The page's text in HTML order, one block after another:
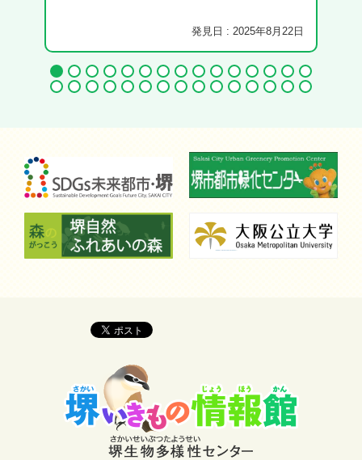
発見日 : 2025年8月22日